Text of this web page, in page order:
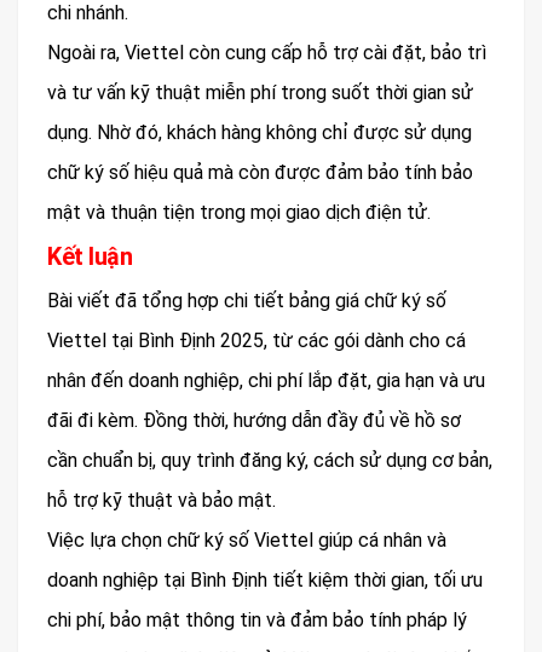
chi nhánh.
Ngoài ra, Viettel còn cung cấp hỗ trợ cài đặt, bảo trì
và tư vấn kỹ thuật miễn phí trong suốt thời gian sử
dụng. Nhờ đó, khách hàng không chỉ được sử dụng
chữ ký số hiệu quả mà còn được đảm bảo tính bảo
mật và thuận tiện trong mọi giao dịch điện tử.
Kết luận
Bài viết đã tổng hợp chi tiết bảng giá chữ ký số
Viettel tại Bình Định 2025, từ các gói dành cho cá
nhân đến doanh nghiệp, chi phí lắp đặt, gia hạn và ưu
đãi đi kèm. Đồng thời, hướng dẫn đầy đủ về hồ sơ
cần chuẩn bị, quy trình đăng ký, cách sử dụng cơ bản,
hỗ trợ kỹ thuật và bảo mật.
Việc lựa chọn chữ ký số Viettel giúp cá nhân và
doanh nghiệp tại Bình Định tiết kiệm thời gian, tối ưu
chi phí, bảo mật thông tin và đảm bảo tính pháp lý